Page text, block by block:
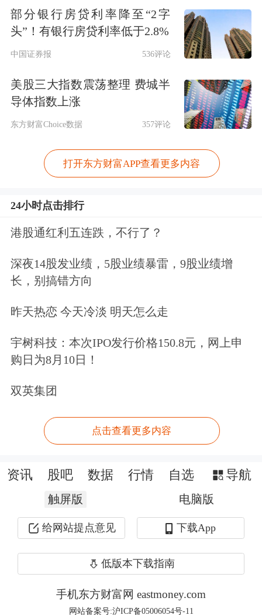
对性规定的同时，又抓住“关键少数”，
直接规范控股股东、实际控制人及董事
章程和基本治理架构；规范控股股东、
实际控制人的行为；压实董事高管的忠
制；明确独立董事、董事会秘书的职责
用；规范股东质押股票、委托表决权、
代持股份等行为。
“公司治理一直是上市公司监管的重点
理机制，实现效率和安全的平衡，是企
业从优秀到卓越的重要保障。”业内人
士指出，大量关于上市公司治理的要求
集中在证监会和证券交易所层面的规
则，位阶较低，《监管条例》细化补充
了《公司法》和《证券法》有关要求，
治约束，压实董事高管、独立董事和董
秘的职责，促进各方归位尽责。
《监管条例》还设了“保护投资者”的专
章，推动上市公司提升投资价值，明确
上市公司及相关各方促进提升投资价值
部分银行房贷利率降至“2字
头”！有银行房贷利率低于2.8%
中国证券报 536评论
美股三大指数震荡整理 费城半
导体指数上涨
东方财富Choice数据 357评论
打开东方财富APP查看更多内容
24小时点击排行
港股通红利五连跌，不行了？
深夜14股发业绩，5股业绩暴雷，9股业绩增
长，别搞错方向
昨天热恋 今天冷淡 明天怎么走
宇树科技：本次IPO发行价格150.8元，网上申
购日为8月10日！
双英集团
点击查看更多内容
资讯 股吧 数据 行情 自选 导航
触屏版 电脑版
给网站提点意见 下载App
低版本下载指南
手机东方财富网 eastmoney.com
网站备案号:沪ICP备05006054号-11